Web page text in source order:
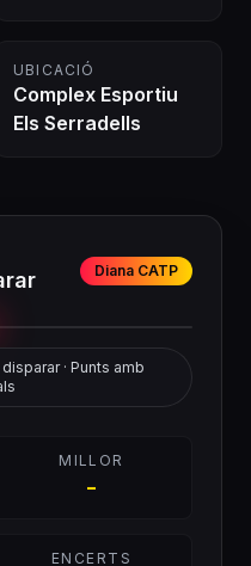
UBICACIÓ
Complex Esportiu
Els Serradells
Diana CATP
· Punts amb
MILLOR
-
ENCERTS